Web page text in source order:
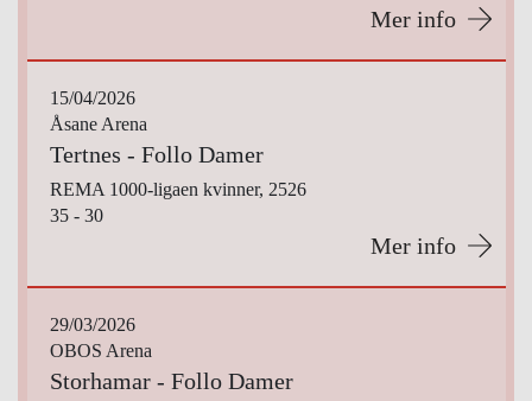
Mer info
15/04/2026
Åsane Arena
Tertnes - Follo Damer
REMA 1000-ligaen kvinner, 2526
35 - 30
Mer info
29/03/2026
OBOS Arena
Storhamar - Follo Damer